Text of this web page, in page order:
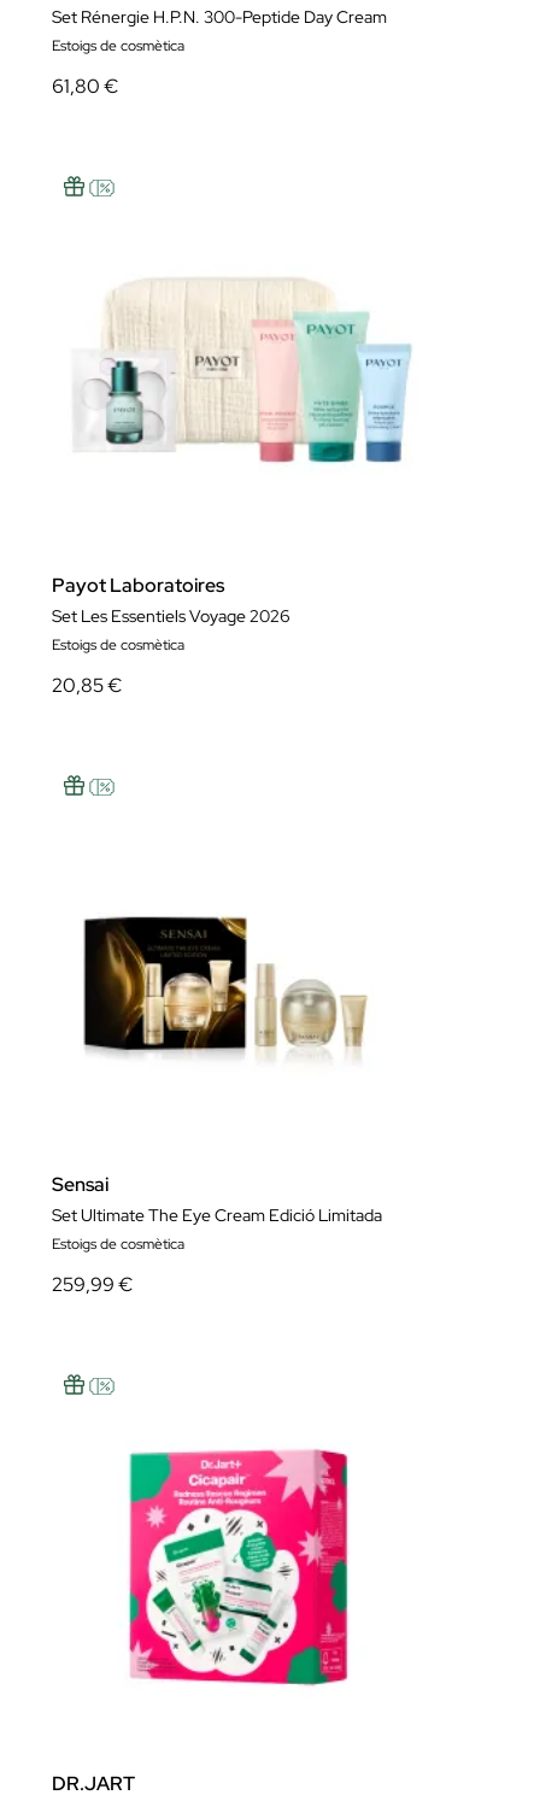
Set Rénergie H.P.N. 300-Peptide Day Cream
Estoigs de cosmètica
61,80 €
Payot Laboratoires
Set Les Essentiels Voyage 2026
Estoigs de cosmètica
20,85 €
Sensai
Set Ultimate The Eye Cream Edició Limitada
Estoigs de cosmètica
259,99 €
DR.JART